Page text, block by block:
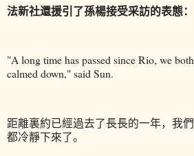
法新社還援引了孫楊接受采訪的表態：
"A long time has passed since Rio, we
calmed down," said Sun.
距離裏約已經過去了長長的一年，我
都冷靜下來了。